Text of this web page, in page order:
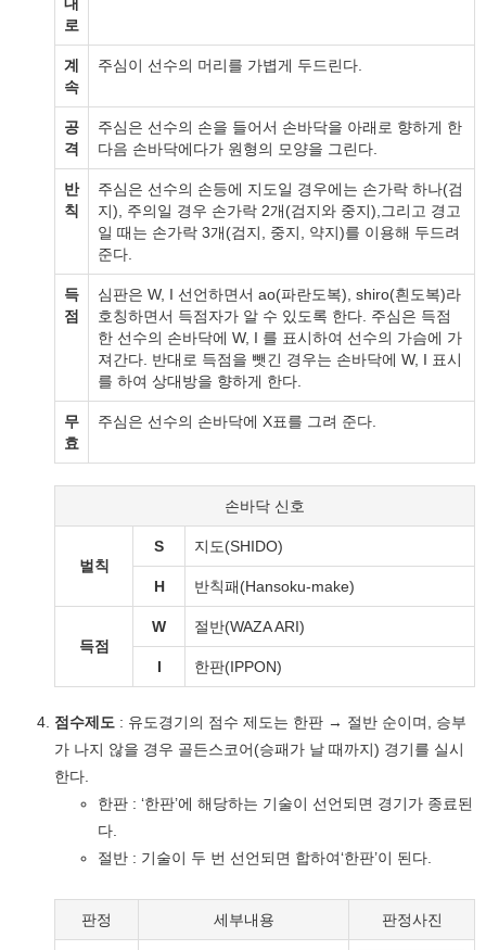
대
로
계
속
주심이 선수의 머리를 가볍게 두드린다.
공
격
주심은 선수의 손을 들어서 손바닥을 아래로 향하게 한
다음 손바닥에다가 원형의 모양을 그린다.
반
칙
주심은 선수의 손등에 지도일 경우에는 손가락 하나(검
지), 주의일 경우 손가락 2개(검지와 중지),그리고 경고
일 때는 손가락 3개(검지, 중지, 약지)를 이용해 두드려
준다.
득
점
심판은 W, I 선언하면서 ao(파란도복), shiro(흰도복)라
호칭하면서 득점자가 알 수 있도록 한다. 주심은 득점
한 선수의 손바닥에 W, I 를 표시하여 선수의 가슴에 가
져간다. 반대로 득점을 뺏긴 경우는 손바닥에 W, I 표시
를 하여 상대방을 향하게 한다.
무
효
주심은 선수의 손바닥에 X표를 그려 준다.
손바닥 신호
벌칙
S 지도(SHIDO)
H 반칙패(Hansoku-make)
득점
W 절반(WAZA ARI)
I 한판(IPPON)
점수제도 : 유도경기의 점수 제도는 한판 → 절반 순이며, 승부
가 나지 않을 경우 골든스코어(승패가 날 때까지) 경기를 실시
한다.
한판 : ‘한판’에 해당하는 기술이 선언되면 경기가 종료된
다.
절반 : 기술이 두 번 선언되면 합하여‘한판’이 된다.
판정 세부내용 판정사진